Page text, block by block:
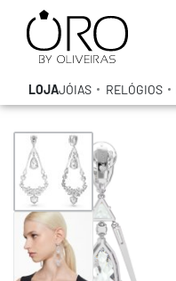
LOJAJÓIAS RELÓGIOS